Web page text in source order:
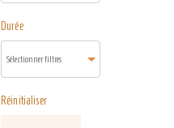
Durée
Réinitialiser